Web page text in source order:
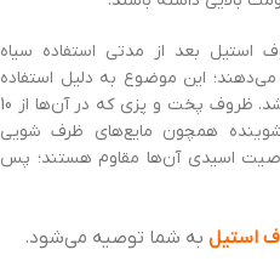
بعد از مدتی استفاده سیاه
این موضوع به دلیل استفاده
نکردن از نیکل در آلیاژ آن ظرف می‌باشد. ظروف پخت و پزی که در آن‌ها از 10
همچون مایع‌های ظرف شویی
اسیدی آن‌ها مقاوم هستند؛ پس
استیل به شما توصیه می‌شود.